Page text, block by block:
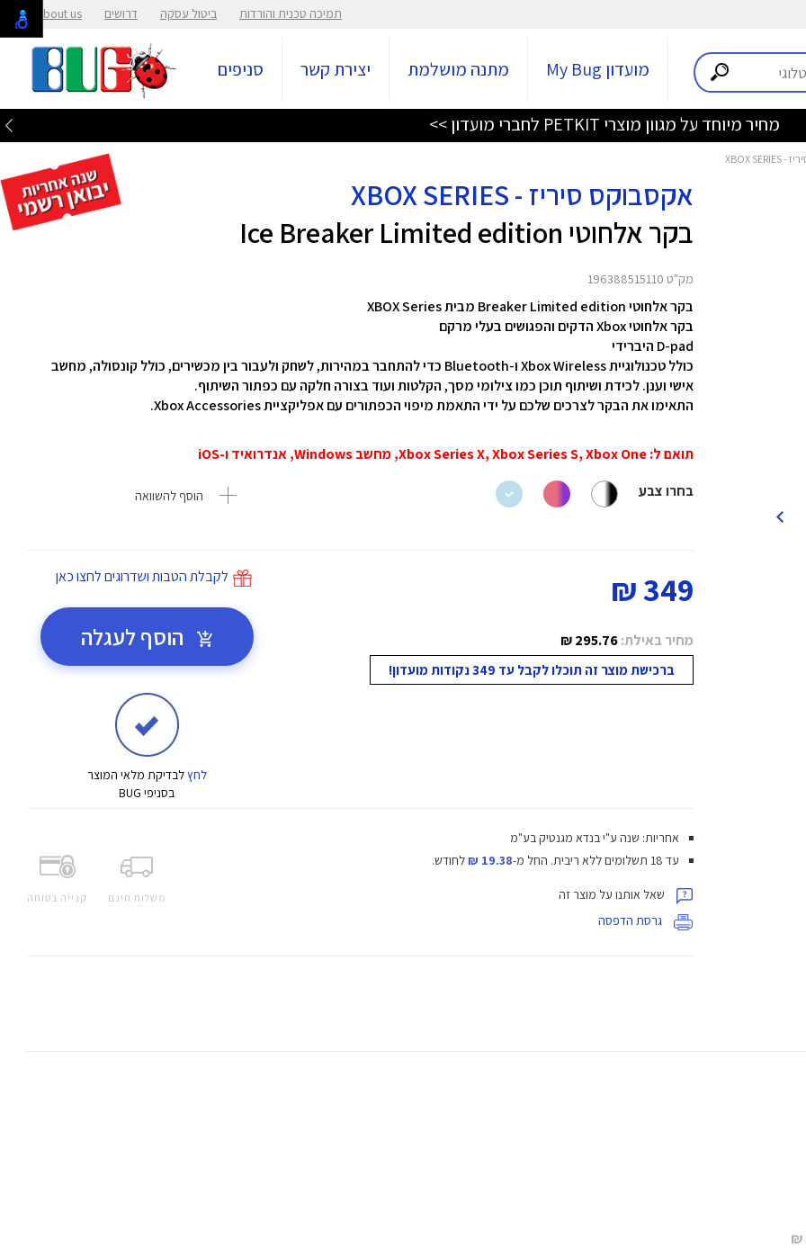
תמיכה טכנית והורדות ביטול עסקה דרושים About us
מועדון My Bug מתנה מושלמת יצירת קשר סניפים
מחיר מיוחד על מגוון מוצרי PETKIT לחברי מועדון >>
אקסבוקס סיריז - XBOX SERIES
בקר אלחוטי Ice Breaker Limited edition
מק"ט 196388515110
בקר אלחוטי Breaker Limited edition מבית XBOX Series
בקר אלחוטי Xbox
הדקים והפגושים בעלי מרקם
D-pad היברידי
כולל טכנולוגיית Xbox Wireless ו-Bluetooth כדי להתחבר במהירות, לשחק ולעבור בין מכשירים, כולל קונסולה, מחשב
אישי וענן. לכידת ושיתוף תוכן כמו צילומי מסך, הקלטות ועוד בצורה חלקה עם כפתור השיתוף.
התאימו את הבקר לצרכים שלכם על ידי התאמת מיפוי הכפתורים עם אפליקציית Xbox Accessories.
תואם ל: Xbox Series X, Xbox Series S, Xbox One, מחשב Windows, אנדרואיד ו-iOS
בחרו צבע
הוסף להשוואה
349 ₪
מחיר באילת:295.76 ₪
ברכישת מוצר זה תוכלו לקבל עד 349 נקודות מועדון!
לקבלת הטבות ושדרוגים לחצו כאן
הוסף לעגלה
לחץלבדיקת מלאי המוצר
בסניפי BUG
משלוח חינם קנייה בטוחה
אחריות: שנה ע"י בנדא מגנטיק בע"מ
עד 18 תשלומים ללא ריבית.
החל מ-19.38 ₪ לחודש.
שאל אותנו על מוצר זה
גרסת הדפסה